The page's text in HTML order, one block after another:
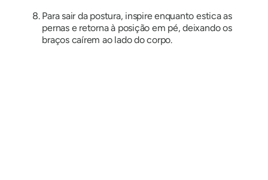
Para sair da postura, inspire enquanto estica as
pernas e retorna à posição em pé, deixando os
braços caírem ao lado do corpo.